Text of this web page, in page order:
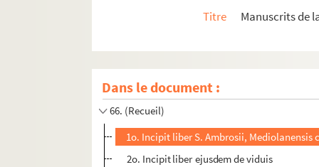
Titre
Manuscrits de
Dans le document :
64. Rituale Cisterciense
65. (Recueil)
66. (Recueil)
1o. Incipit liber S. Ambrosii,
2o. Incipit liber ejusdem de viduis